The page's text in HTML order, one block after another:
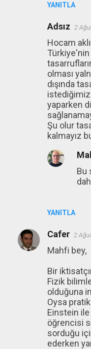
YANITLA
Adsız 2
Hocam
Türkiye'nin
olması
dışında
istediğimiz
yaparken
Şu olur
kalmayız
YANITLA
Bu
Cafer 2
Mahfi bey,
Bir
Fizik
olduğuna
Oysa
Einstein
öğrencisi
sorduğu
ederken